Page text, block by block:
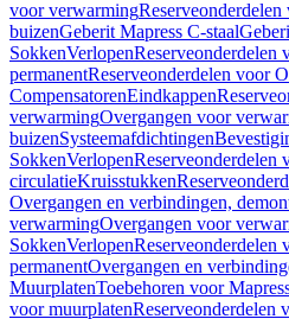
voor verwarming
buizenGeberit Mapress C-staal
SokkenVerlopenReserveonderdelen
permanentReserveonderdelen voor
CompensatorenEindkappen
verwarmingOvergangen voor
buizenSysteemafdichtingen
SokkenVerlopenReserveonderdelen
circulatieKruisstukken
Overgangen en verbindingen,
verwarmingOvergangen voor
SokkenVerlopenReserveonderdelen
permanentOvergangen en
MuurplatenToebehoren voor
voor muurplatenReserveonderdelen